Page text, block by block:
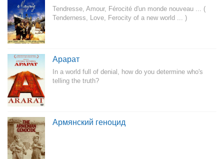
Tendresse, Amour, Férocité d'un monde nouveau ... (
Tenderness, Love, Ferocity of a new world ... )
Арарат
In a world full of denial, how do you determine who's
telling the truth?
Армянский геноцид